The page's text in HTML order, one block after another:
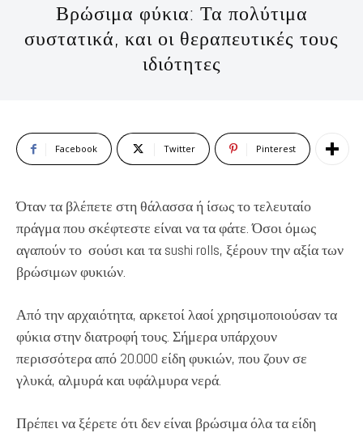
Βρώσιμα φύκια: Τα πολύτιμα
συστατικά, και οι θεραπευτικές τους
ιδιότητες
Facebook Twitter Pinterest
Όταν τα βλέπετε στη θάλασσα ή ίσως το τελευταίο
πράγμα που σκέφτεστε είναι να τα φάτε. Όσοι όμως
αγαπούν το σούσι και τα sushi rolls, ξέρουν την αξία των
βρώσιμων φυκιών.
Από την αρχαιότητα, αρκετοί λαοί χρησιμοποιούσαν τα
φύκια στην διατροφή τους. Σήμερα υπάρχουν
περισσότερα από 20.000 είδη φυκιών, που ζουν σε
γλυκά, αλμυρά και υφάλμυρα νερά.
Πρέπει να ξέρετε ότι δεν είναι βρώσιμα όλα τα είδη